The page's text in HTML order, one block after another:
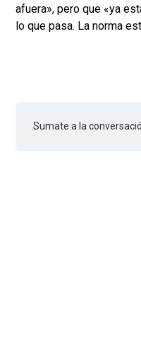
afuera», pero que «ya
lo que pasa. La norma
Sumate a la